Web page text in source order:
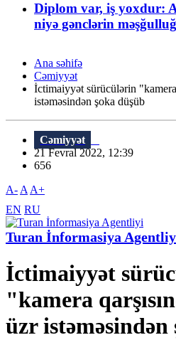
Diplom var, iş yoxdur:
niyə gənclərin
Ana səhifə
Cəmiyyət
İctimaiyyət sürücülərin
istəməsindən şoka düşüb
Cəmiyyət
21 Fevral 2022, 12:39
656
A- A A+
EN RU
Turan İnformasiya
İctimaiyyət
"kamera
üzr istəməsindən